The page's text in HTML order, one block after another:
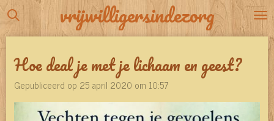
Ga
direct
de
vrijwilligersindezorg
Hoe deal je met je lichaam en geest?
Gepubliceerd op 25 april 2020 om 10:57